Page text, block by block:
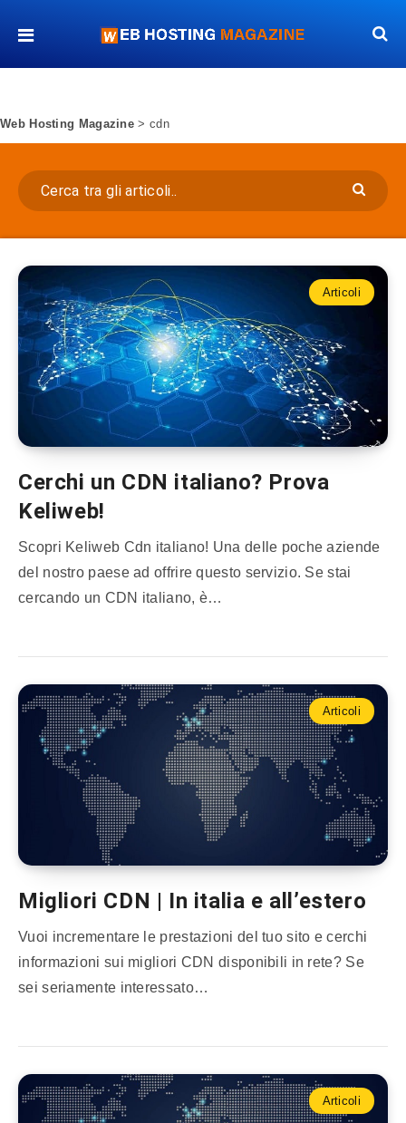
Web Hosting Magazine > cdn
Articoli
Cerchi un CDN italiano? Prova
Keliweb!
Scopri Keliweb Cdn italiano! Una delle poche aziende
del nostro paese ad offrire questo servizio. Se stai
cercando un CDN italiano, è…
Articoli
Migliori CDN | In italia e all’estero
Vuoi incrementare le prestazioni del tuo sito e cerchi
informazioni sui migliori CDN disponibili in rete? Se
sei seriamente interessato…
Articoli